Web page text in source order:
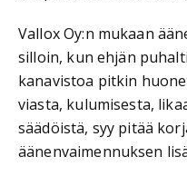
Vallox Oy:n mukaan
silloin, kun ehjän
kanavistoa pitkin
viasta, kulumisesta,
säädöistä, syy pitää
äänenvaimennuksen